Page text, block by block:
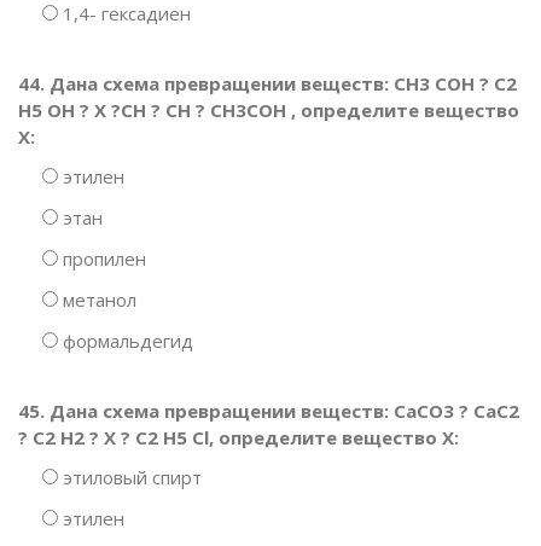
1,4- гексадиен
44. Дана схема превращении веществ: СН3 СОН ? С2
Н5 ОН ? Х ?СН ? СН ? СН3СОН , определите вещество
Х:
этилен
этан
пропилен
метанол
формальдегид
45. Дана схема превращении веществ: СаСО3 ? СаС2
? С2 Н2 ? Х ? С2 Н5 Сl, определите вещество Х:
этиловый спирт
этилен